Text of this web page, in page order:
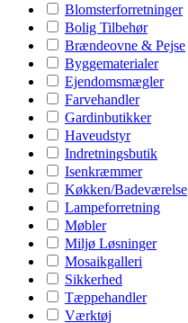
Blomsterforretninger
Bolig Tilbehør
Brændeovne & Pejse
Byggematerialer
Ejendomsmægler
Farvehandler
Gardinbutikker
Haveudstyr
Indretningsbutik
Isenkræmmer
Køkken/Badeværelse
Lampeforretning
Møbler
Miljø Løsninger
Mosaikgalleri
Sikkerhed
Tæppehandler
Værktøj